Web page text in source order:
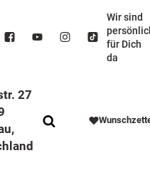
Wir sind
für Dich
da
27
MIT BUNTEN RAHMEN